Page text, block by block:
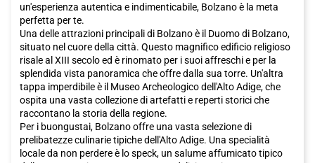
un'esperienza autentica e indimenticabile, Bolzano è la meta
perfetta per te.
Una delle attrazioni principali di Bolzano è il Duomo di Bolzano,
situato nel cuore della città. Questo magnifico edificio religioso
risale al XIII secolo ed è rinomato per i suoi affreschi e per la
splendida vista panoramica che offre dalla sua torre. Un'altra
tappa imperdibile è il Museo Archeologico dell'Alto Adige, che
ospita una vasta collezione di artefatti e reperti storici che
raccontano la storia della regione.
Per i buongustai, Bolzano offre una vasta selezione di
prelibatezze culinarie tipiche dell'Alto Adige. Una specialità
locale da non perdere è lo speck, un salume affumicato tipico